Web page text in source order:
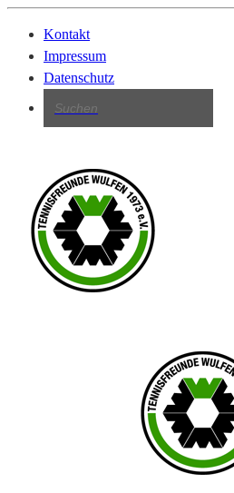
Kontakt
Impressum
Datenschutz